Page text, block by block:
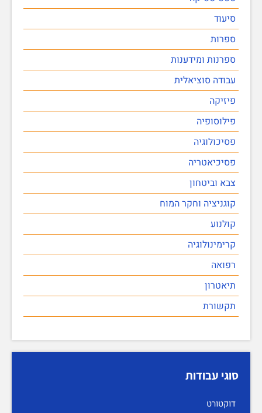
סיעוד
ספרות
ספרנות ומידענות
עבודה סוציאלית
פיזיקה
פילוסופיה
פסיכולוגיה
פסיכיאטריה
צבא וביטחון
קוגניציה וחקר המוח
קולנוע
קרימינולוגיה
רפואה
תיאטרון
תקשורת
סוגי עבודות
דוקטורט